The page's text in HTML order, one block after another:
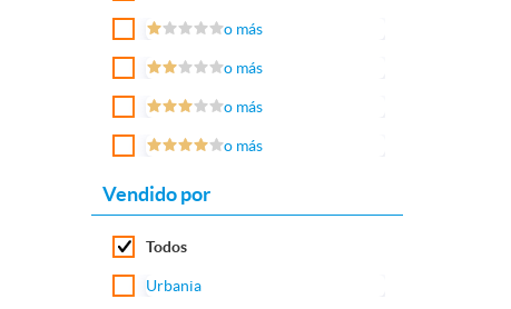
o más
o más
o más
o más
Vendido por
Todos
Urbania